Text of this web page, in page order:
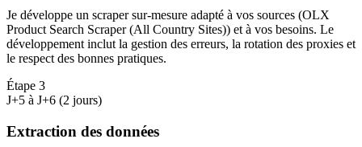
Je développe un scraper sur-mesure adapté à vos sources (OLX
Product Search Scraper (All Country Sites)) et à vos besoins. Le
développement inclut la gestion des erreurs, la rotation des proxies et
le respect des bonnes pratiques.
Étape 3
J+5 à J+6 (2 jours)
Extraction des données